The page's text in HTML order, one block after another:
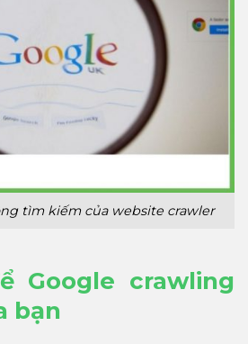
tìm kiếm của website crawler
Google crawling
bạn